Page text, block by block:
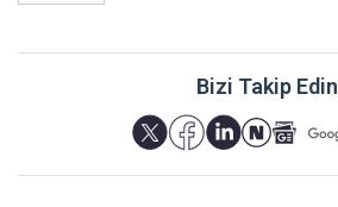
Bizi Takip Edin